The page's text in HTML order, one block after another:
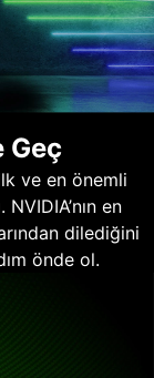
Geç
ve en önemli
en
dilediğini
önde ol.